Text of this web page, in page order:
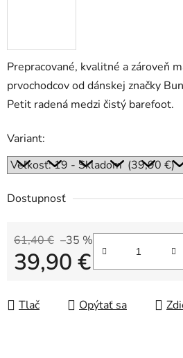
Prepracované, kvalitné a zároveň
prvochodcov od dánskej značky
Petit radená medzi čistý barefoot.
Variant:
Dostupnosť
61,40 € –35 %
39,90 €
Tlač Opýtať sa